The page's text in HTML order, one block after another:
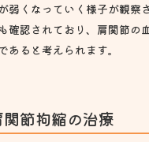
弱くなっていく様子が観察
確認されており、肩関節の
あると考えられます。
節拘縮の治療